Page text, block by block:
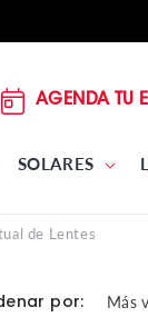
AGENDA TU
SOLARES
de Lentes
por: